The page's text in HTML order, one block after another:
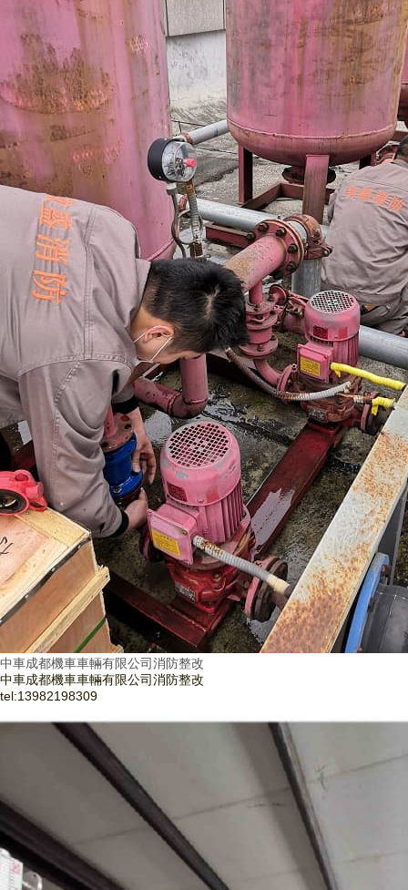
家專業(yè)從事消防系統(tǒng)工程施工、消防系統(tǒng)運行咨詢和管
理、消防系統(tǒng)運行狀態(tài)監(jiān)測、消防系統(tǒng)故障維修和
整改、消防系統(tǒng)設(shè)備維護保養(yǎng)為一體的專業(yè)施工
Read More
中車成都機車車輛有限公司消防整改
中車成都機車車輛有限公司消防整改
tel:13982198309